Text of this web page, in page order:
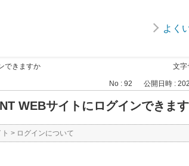
よく
文字
できますか
No : 92 公開日時 :
WEBサイトにログインできま
> ログインについて